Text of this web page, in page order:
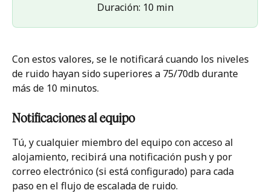
Duración: 10 min
Con estos valores, se le notificará cuando los niveles
de ruido hayan sido superiores a 75/70db durante
más de 10 minutos.
Notificaciones al equipo
Tú, y cualquier miembro del equipo con acceso al
alojamiento, recibirá una notificación push y por
correo electrónico (si está configurado) para cada
paso en el flujo de escalada de ruido.